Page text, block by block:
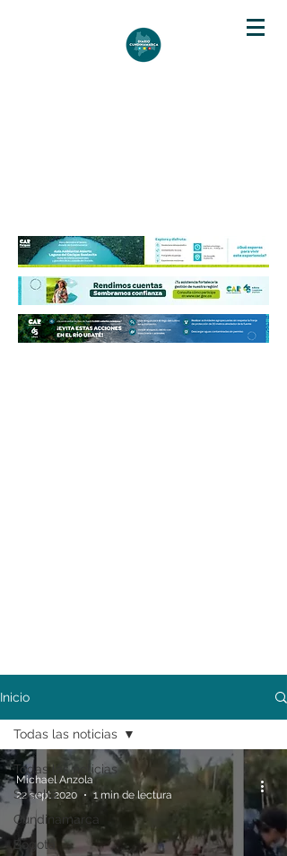
Inicio
Todas las noticias
Soacha
Cundinamarca
Bogotá
Todas las noticias
Michael Anzola
22 sept 2020
1 min de lectura